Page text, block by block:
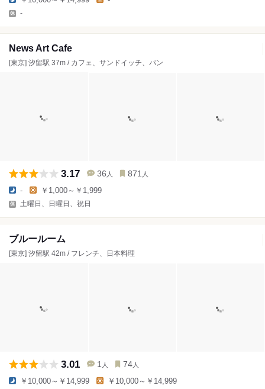
-
News Art Cafe
[東京] 汐留駅 37m / カフェ、サンドイッチ、パン
3.17 36 人 871 人
- ￥1,000～￥1,999
土曜日、日曜日、祝日
ブルールーム
[東京] 汐留駅 42m / フレンチ、日本料理
3.01 1 人 74 人
￥10,000～￥14,999 ￥10,000～￥14,999